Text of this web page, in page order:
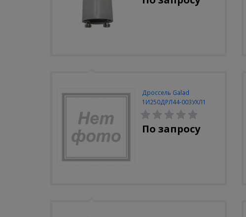
Дроссель Galad
1И250ДРЛ44-003УХЛ1
закрытый (Кадошкино)
По запросу